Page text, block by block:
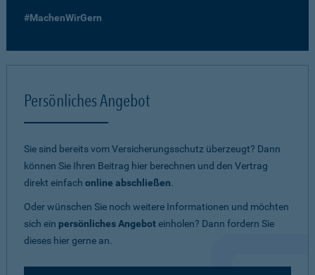
#MachenWirGern
Persönliches Angebot
Sie sind bereits vom Versicherungsschutz überzeugt? Dann
können Sie Ihren Beitrag hier berechnen und den Vertrag
direkt einfach online abschließen.
Oder wünschen Sie noch weitere Informationen und möchten
sich ein persönliches Angeboteinholen? Dann fordern Sie
dieses hier gerne an.